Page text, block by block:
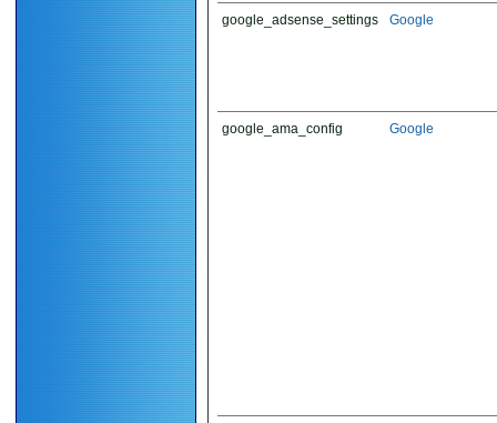
google_adsense_settings Google
google_ama_config Google